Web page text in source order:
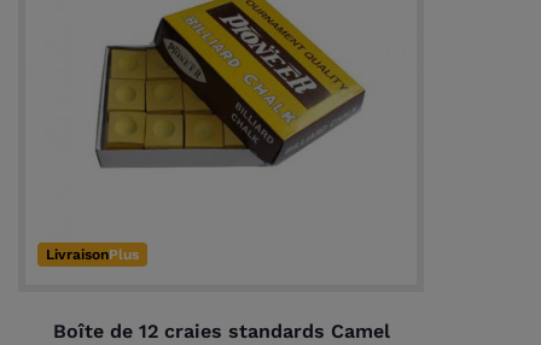
LivraisonPlus
Boîte de 12 craies standards Camel